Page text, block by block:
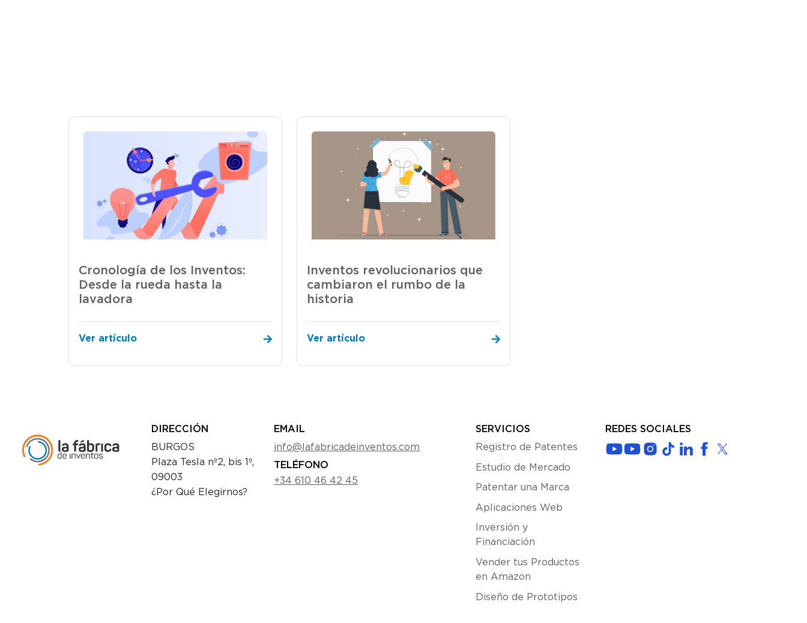
Cronología de los Inventos:
Desde la rueda hasta la
lavadora
Ver artículo
Inventos revolucionarios que
cambiaron el rumbo de la
historia
Ver artículo
DIRECCIÓN
BURGOS
Plaza Tesla nº2, bis 1º,
09003
¿Por Qué Elegirnos?
EMAIL
info@lafabricadeinventos.com
TELÉFONO
+34 610 46 42 45
SERVICIOS
Registro de Patentes
Estudio de Mercado
Patentar una Marca
Aplicaciones Web
Inversión y
Financiación
Vender tus Productos
en Amazon
Diseño de Prototipos
REDES SOCIALES